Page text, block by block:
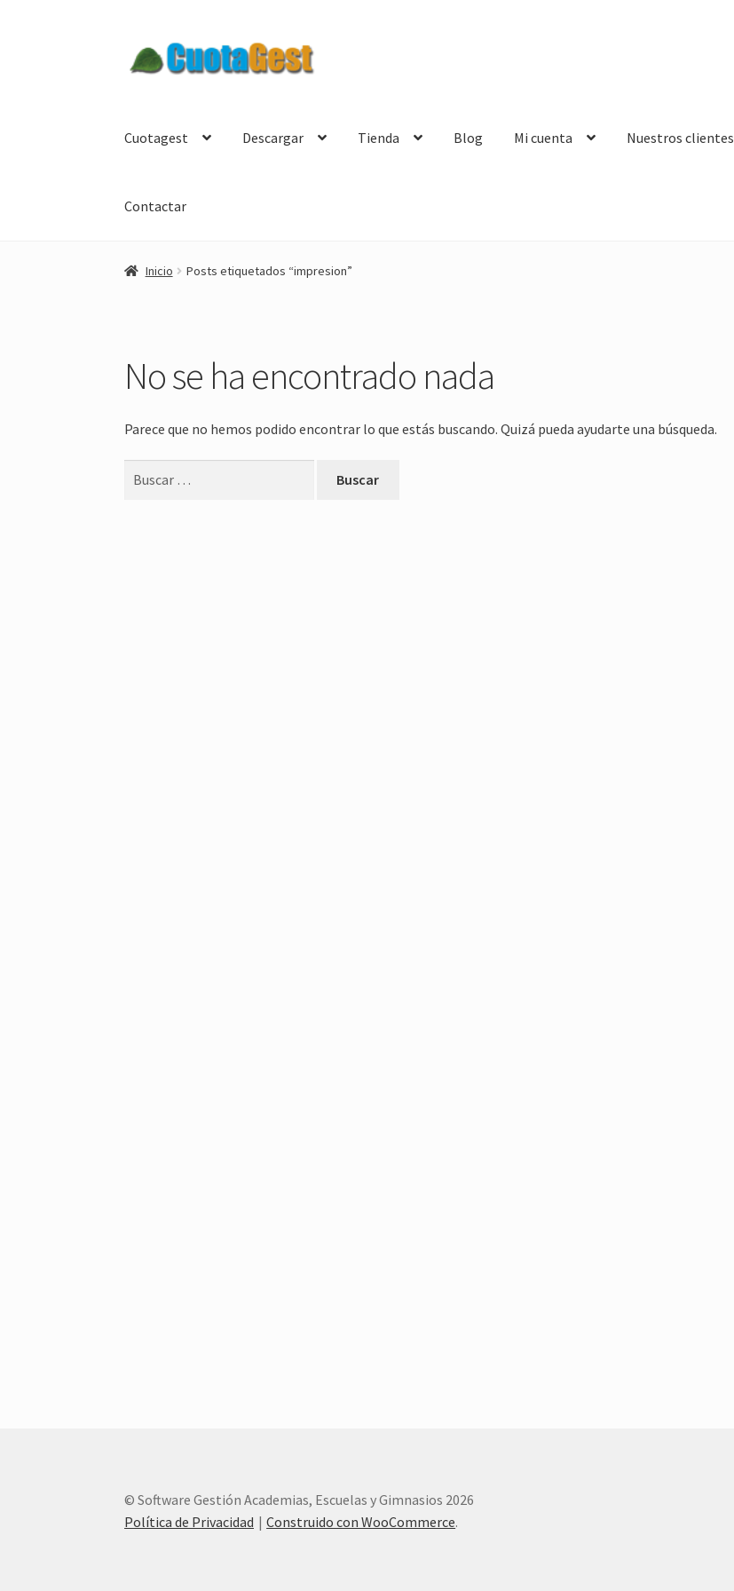
aal
Cuotagest Descargar Tienda Blog Mi cuenta Nuestros clientes
Contactar
Inicio Posts etiquetados “impresion”
No se ha encontrado nada
Parece que no hemos podido encontrar lo que estás buscando. Quizá pueda ayudarte una búsqueda.
© Software Gestión Academias, Escuelas y Gimnasios 2026
Política de Privacidad
Construido con WooCommerce.